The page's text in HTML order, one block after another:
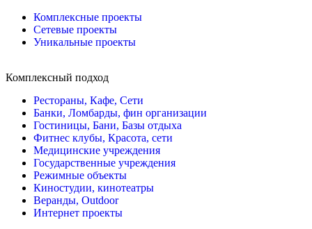
Комплексные проекты
Сетевые проекты
Уникальные проекты
Комплексный подход
Рестораны, Кафе, Сети
Банки, Ломбарды, фин организации
Гостиницы, Бани, Базы отдыха
Фитнес клубы, Красота, сети
Медицинские учреждения
Государственные учреждения
Режимные объекты
Киностудии, кинотеатры
Веранды, Outdoor
Интернет проекты